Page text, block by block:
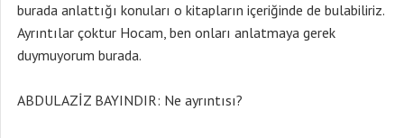
burada anlattığı konuları o kitapların içeriğinde de bulabiliriz.
Ayrıntılar çoktur Hocam, ben onları anlatmaya gerek
duymuyorum burada.
ABDULAZİZ BAYINDIR: Ne ayrıntısı?